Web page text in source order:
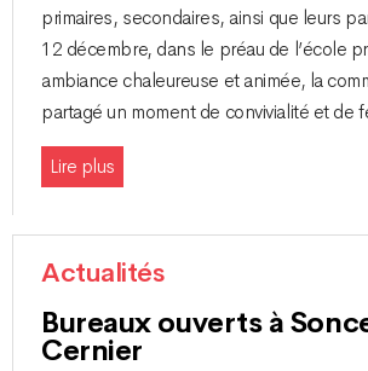
primaires, secondaires, ainsi que leurs
12 décembre, dans le préau de l’école
ambiance chaleureuse et animée, la
partagé un moment de convivialité et de
Lire plus
Actualités
Bureaux ouverts à
Cernier